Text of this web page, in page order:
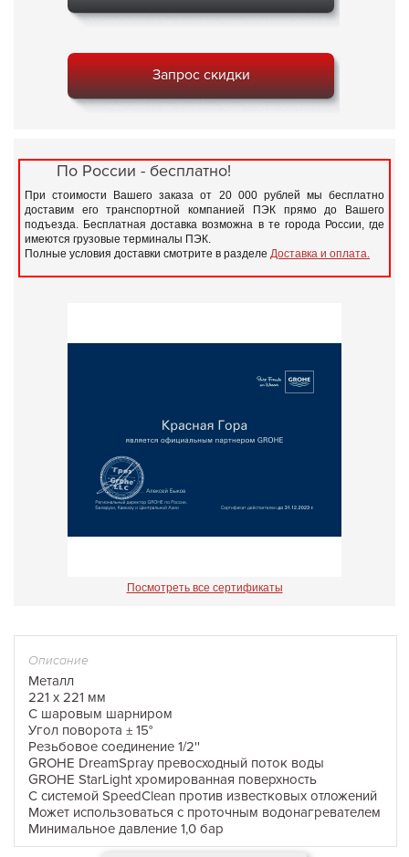
Запрос скидки
По России - бесплатно!
При стоимости Вашего заказа от 20 000 рублей мы бесплатно
доставим его транспортной компанией ПЭК прямо до Вашего
подъезда. Бесплатная доставка возможна в те города России, где
имеются грузовые терминалы ПЭК.
Полные условия доставки смотрите в разделе Доставка и оплата.
Посмотреть все сертификаты
Описание
Металл
221 x 221 мм
С шаровым шарниром
Угол поворота ± 15°
Резьбовое соединение 1/2''
GROHE DreamSpray превосходный поток воды
GROHE StarLight хромированная поверхность
С системой SpeedClean против известковых отложений
Может использоваться с проточным водонагревателем
Минимальное давление 1,0 бар